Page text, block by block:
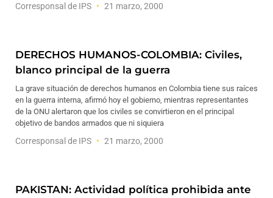
Corresponsal de IPS 21 marzo, 2000
DERECHOS HUMANOS-COLOMBIA: Civiles,
blanco principal de la guerra
La grave situación de derechos humanos en Colombia tiene sus raíces
en la guerra interna, afirmó hoy el gobierno, mientras representantes
de la ONU alertaron que los civiles se convirtieron en el principal
objetivo de bandos armados que ni siquiera
Corresponsal de IPS 21 marzo, 2000
PAKISTAN: Actividad política prohibida ante